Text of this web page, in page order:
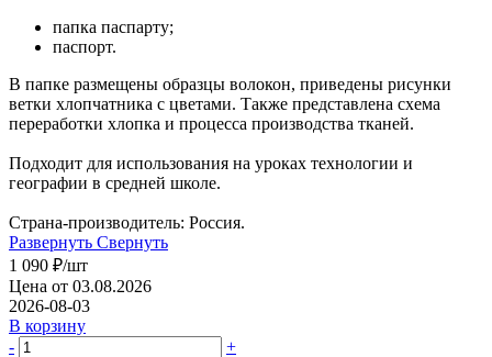
папка паспарту;
паспорт.
В папке размещены образцы волокон, приведены рисунки
ветки хлопчатника с цветами. Также представлена схема
переработки хлопка и процесса производства тканей.
Подходит для использования на уроках технологии и
географии в средней школе.
Страна-производитель: Россия.
Развернуть Свернуть
1 090 ₽/шт
Цена от 03.08.2026
2026-08-03
В корзину
-
+